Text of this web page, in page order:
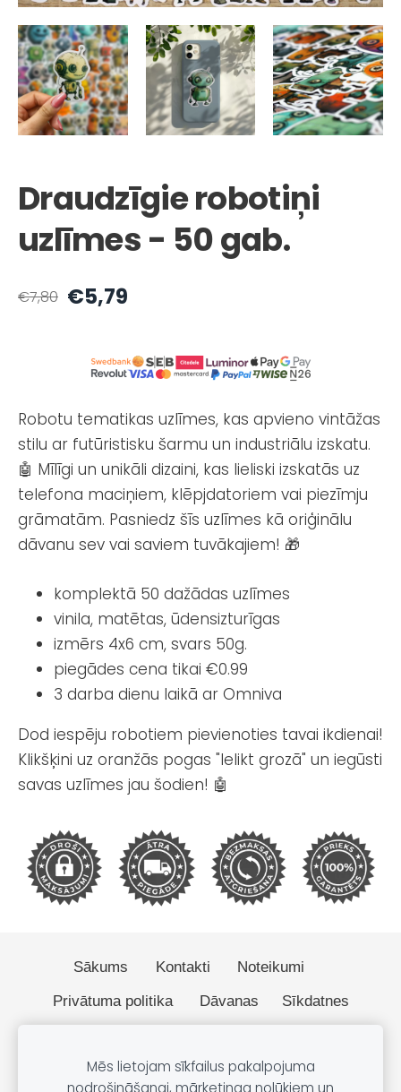
Draudzīgie robotiņi
uzlīmes - 50 gab.
€7,80 €5,79
Robotu tematikas uzlīmes, kas apvieno vintāžas
stilu ar futūristisku šarmu un industriālu izskatu.
🤖 Mīlīgi un unikāli dizaini, kas lieliski izskatās uz
telefona maciņiem, klēpjdatoriem vai piezīmju
grāmatām. Pasniedz šīs uzlīmes kā oriģinālu
dāvanu sev vai saviem tuvākajiem! 🎁
komplektā 50 dažādas uzlīmes
vinila, matētas, ūdensizturīgas
izmērs 4x6 cm, svars 50g.
piegādes cena tikai €0.99
3 darba dienu laikā ar Omniva
Dod iespēju robotiem pievienoties tavai ikdienai!
Klikšķini uz oranžās pogas "Ielikt grozā" un iegūsti
savas uzlīmes jau šodien! 🤖
Sākums Kontakti
Noteikumi
Privātuma politika
Dāvanas Sīkdatnes
Mēs lietojam sīkfailus pakalpojuma
nodrošināšanai, mārketinga nolūkiem un